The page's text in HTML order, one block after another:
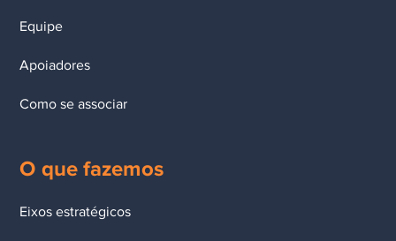
Equipe
Apoiadores
Como se associar
O que fazemos
Eixos estratégicos